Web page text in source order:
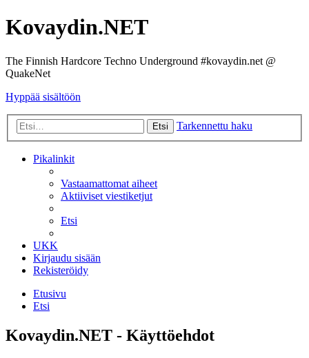
Kovaydin.NET
The Finnish Hardcore Techno Underground #kovaydin.net @
QuakeNet
Hyppää sisältöön
Etsi Tarkennettu haku
Pikalinkit
Vastaamattomat aiheet
Aktiiviset viestiketjut
Etsi
UKK
Kirjaudu sisään
Rekisteröidy
Etusivu
Etsi
Kovaydin.NET - Käyttöehdot